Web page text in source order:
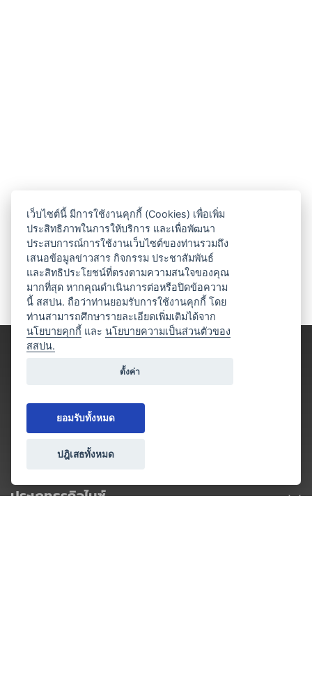
ประเภทธุรกิจไมซ์
เว็บไซต์นี้ มีการใช้งานคุกกี้ (Cookies) เพื่อเพิ่ม
ประสิทธิภาพในการให้บริการ และเพื่อพัฒนา
ประสบการณ์การใช้งานเว็บไซต์ของท่านรวมถึง
เสนอข้อมูลข่าวสาร กิจกรรม ประชาสัมพันธ์
และสิทธิประโยชน์ที่ตรงตามความสนใจของคุณ
มากที่สุด หากคุณดำเนินการต่อหรือปิดข้อความ
นี้ สสปน. ถือว่าท่านยอมรับการใช้งานคุกกี้ โดย
ท่านสามารถศึกษารายละเอียดเพิ่มเติมได้จาก
นโยบายคุกกี้ และนโยบายความเป็นส่วนตัวของ
สสปน.
ตั้งค่า
ยอมรับทั้งหมด
ปฎิเสธทั้งหมด